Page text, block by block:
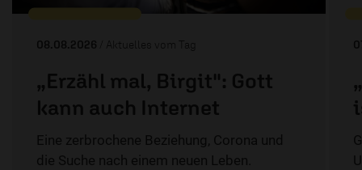
08.08.2026 / Aktuelles vom Tag
„Erzähl mal, Birgit": Gott
kann auch Internet
Eine zerbrochene Beziehung, Corona und
die Suche nach einem neuen Leben.